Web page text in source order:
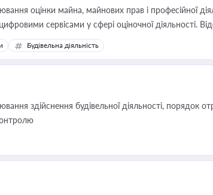
оцінки майна, майнових прав і професійної
сервісами у сфері оціночної діяльності.
бізнесу, керівника, юриста або бухгалтера під
угод і перевірки статусу суб'єктів
Будівельна діяльність
здійснення будівельної діяльності, порядок